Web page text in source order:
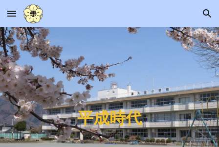
Skip to main content Skip to navigation
平成時代